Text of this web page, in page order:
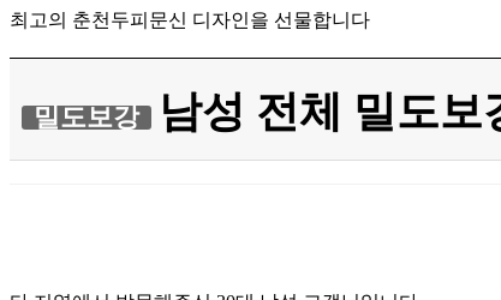
최고의 춘천두피문신 디자인을 선물합니다
밀도보강 남성 전체 밀도